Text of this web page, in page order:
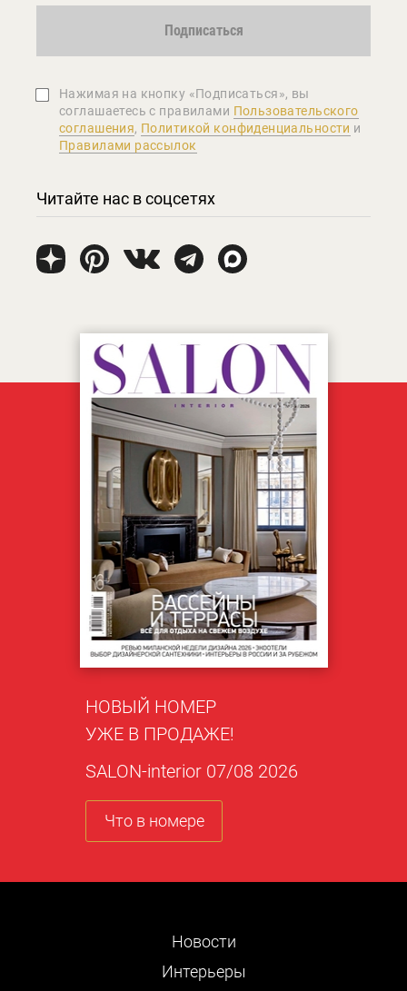
Подписаться
Нажимая на кнопку «Подписаться», вы
соглашаетеcь с правилами Пользовательского
соглашения, Политикой конфиденциальности и
Правилами рассылок
Читайте нас в соцсетях
НОВЫЙ НОМЕР
УЖЕ В ПРОДАЖЕ!
SALON-interior 07/08 2026
Что в номере
Новости
Интерьеры